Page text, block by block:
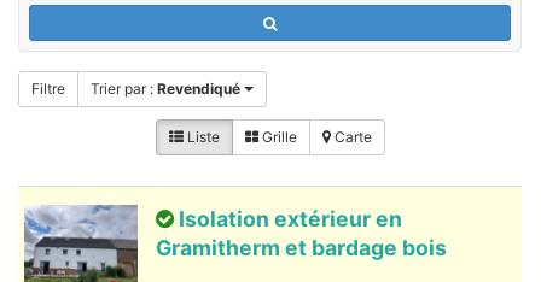
Filtre Trier par :Revendiqué
Liste Grille Carte
Isolation extérieur en
Gramitherm et bardage bois